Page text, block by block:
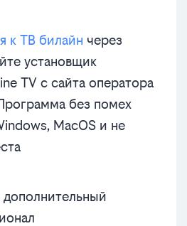
к ТВ билайн через
установщик
TV с сайта оператора
без помех
MacOS и не
дополнительный